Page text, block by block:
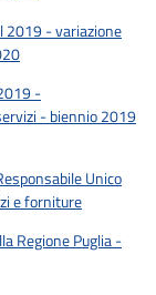
2019 - variazione
-
- biennio 2019
Unico
e forniture
Regione Puglia -